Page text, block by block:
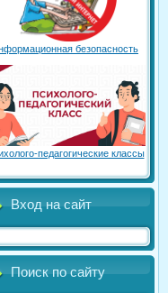
безопасность
педагогические классы
Вход на сайт
Поиск по сайту